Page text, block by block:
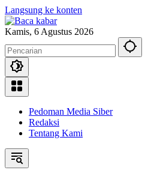
Langsung ke konten
Kamis, 6 Agustus 2026
Pedoman Media Siber
Redaksi
Tentang Kami